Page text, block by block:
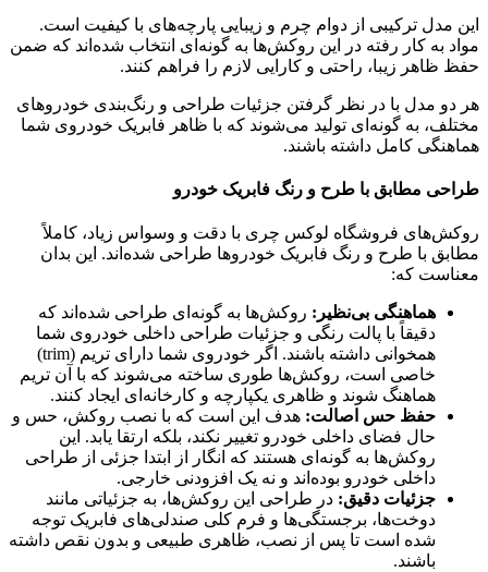
این مدل ترکیبی از دوام چرم و زیبایی پارچه‌های با کیفیت است.
مواد به کار رفته در این روکش‌ها به گونه‌ای انتخاب شده‌اند که ضمن
حفظ ظاهر زیبا، راحتی و کارایی لازم را فراهم کنند.
هر دو مدل با در نظر گرفتن جزئیات طراحی و رنگ‌بندی خودروهای
مختلف، به گونه‌ای تولید می‌شوند که با ظاهر فابریک خودروی شما
هماهنگی کامل داشته باشند.
طراحی مطابق با طرح و رنگ فابریک خودرو
روکش‌های فروشگاه لوکس چری با دقت و وسواس زیاد، کاملاً
مطابق با طرح و رنگ فابریک خودروها طراحی شده‌اند. این بدان
معناست که:
هماهنگی بی‌نظیر: روکش‌ها به گونه‌ای طراحی شده‌اند که
دقیقاً با پالت رنگی و جزئیات طراحی داخلی خودروی شما
همخوانی داشته باشند. اگر خودروی شما دارای تریم (trim)
خاصی است، روکش‌ها طوری ساخته می‌شوند که با آن تریم
هماهنگ شوند و ظاهری یکپارچه و کارخانه‌ای ایجاد کنند.
حفظ حس اصالت: هدف این است که با نصب روکش، حس و
حال فضای داخلی خودرو تغییر نکند، بلکه ارتقا یابد. این
روکش‌ها به گونه‌ای هستند که انگار از ابتدا جزئی از طراحی
داخلی خودرو بوده‌اند و نه یک افزودنی خارجی.
جزئیات دقیق: در طراحی این روکش‌ها، به جزئیاتی مانند
دوخت‌ها، برجستگی‌ها و فرم کلی صندلی‌های فابریک توجه
شده است تا پس از نصب، ظاهری طبیعی و بدون نقص داشته
باشند.